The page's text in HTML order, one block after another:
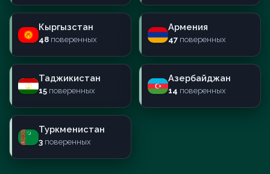
Кыргызстан
48 поверенных
Армения
47 поверенных
Таджикистан
15 поверенных
Азербайджан
14 поверенных
Туркменистан
3 поверенных